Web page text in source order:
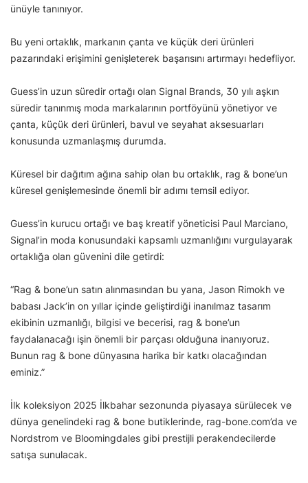
ünüyle tanınıyor.
Bu yeni ortaklık, markanın çanta ve küçük deri ürünleri
pazarındaki erişimini genişleterek başarısını artırmayı hedefliyor.
Guess’in uzun süredir ortağı olan Signal Brands, 30 yılı aşkın
süredir tanınmış moda markalarının portföyünü yönetiyor ve
çanta, küçük deri ürünleri, bavul ve seyahat aksesuarları
konusunda uzmanlaşmış durumda.
Küresel bir dağıtım ağına sahip olan bu ortaklık, rag & bone’un
küresel genişlemesinde önemli bir adımı temsil ediyor.
Guess’in kurucu ortağı ve baş kreatif yöneticisi Paul Marciano,
Signal’in moda konusundaki kapsamlı uzmanlığını vurgulayarak
ortaklığa olan güvenini dile getirdi:
“Rag & bone’un satın alınmasından bu yana, Jason Rimokh ve
babası Jack’in on yıllar içinde geliştirdiği inanılmaz tasarım
ekibinin uzmanlığı, bilgisi ve becerisi, rag & bone’un
faydalanacağı işin önemli bir parçası olduğuna inanıyoruz.
Bunun rag & bone dünyasına harika bir katkı olacağından
eminiz.”
İlk koleksiyon 2025 İlkbahar sezonunda piyasaya sürülecek ve
dünya genelindeki rag & bone butiklerinde, rag-bone.com’da ve
Nordstrom ve Bloomingdales gibi prestijli perakendecilerde
satışa sunulacak.